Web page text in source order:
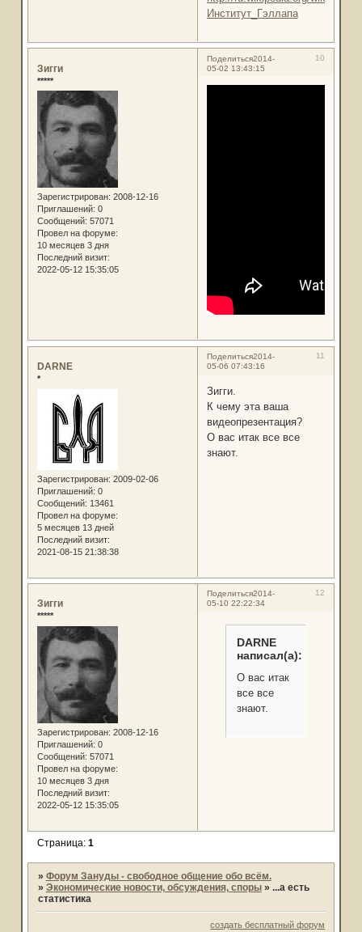
Институт_Гэллапа
Поделиться 10
2014-
05-02 13:43:15
Зигги
*****
Зарегистрирован: 2008-12-16
Приглашений: 0
Сообщений: 57071
Провел на форуме:
10 месяцев 3 дня
Последний визит:
2022-05-12 15:35:05
Поделиться 11
2014-
05-06 07:43:16
DARNE
*
Зарегистрирован: 2009-02-06
Приглашений: 0
Сообщений: 13461
Провел на форуме:
5 месяцев 13 дней
Последний визит:
2021-08-15 21:38:38
Зигги.
К чему эта ваша
видеопрезентация?
О вас итак все все
знают.
Поделиться 12
2014-
05-10 22:22:34
Зигги
*****
Зарегистрирован: 2008-12-16
Приглашений: 0
Сообщений: 57071
Провел на форуме:
10 месяцев 3 дня
Последний визит:
2022-05-12 15:35:05
DARNE
написал(а):
О вас итак
все все
знают.
Страница: 1
» Форум Зануды - свободное общение обо всём.
» Экономические новости, обсуждения, споры » ...а есть
статистика
создать бесплатный форум